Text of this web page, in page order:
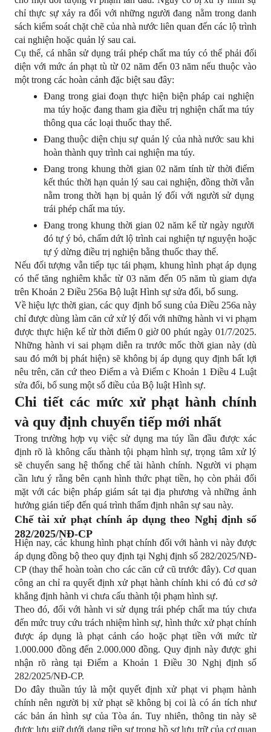
chỉ thực sự xảy ra đối với những người đang nằm trong danh
sách kiểm soát chặt chẽ của nhà nước liên quan đến các lộ trình
cai nghiện hoặc quản lý sau cai.
Cụ thể, cá nhân sử dụng trái phép chất ma túy có thể phải đối
diện với mức án phạt tù từ 02 năm đến 03 năm nếu thuộc vào
một trong các hoàn cảnh đặc biệt sau đây:
Đang trong giai đoạn thực hiện biện pháp cai nghiện
ma túy hoặc đang tham gia điều trị nghiện chất ma túy
thông qua các loại thuốc thay thế.
Đang thuộc diện chịu sự quản lý của nhà nước sau khi
hoàn thành quy trình cai nghiện ma túy.
Đang trong khung thời gian 02 năm tính từ thời điểm
kết thúc thời hạn quản lý sau cai nghiện, đồng thời vẫn
nằm trong thời hạn bị quản lý đối với người sử dụng
trái phép chất ma túy.
Đang trong khung thời gian 02 năm kể từ ngày người
đó tự ý bỏ, chấm dứt lộ trình cai nghiện tự nguyện hoặc
tự ý dừng điều trị nghiện bằng thuốc thay thế.
Nếu đối tượng vẫn tiếp tục tái phạm, khung hình phạt áp dụng
có thể tăng nghiêm khắc từ 03 năm đến 05 năm tù giam dựa
trên Khoản 2 Điều 256a Bộ luật Hình sự sửa đổi, bổ sung.
Về hiệu lực thời gian, các quy định bổ sung của Điều 256a này
chỉ được dùng làm căn cứ xử lý đối với những hành vi vi phạm
được thực hiện kể từ thời điểm 0 giờ 00 phút ngày 01/7/2025.
Những hành vi sai phạm diễn ra trước mốc thời gian này (dù
sau đó mới bị phát hiện) sẽ không bị áp dụng quy định bất lợi
nêu trên, căn cứ theo Điểm a và Điểm c Khoản 1 Điều 4 Luật
sửa đổi, bổ sung một số điều của Bộ luật Hình sự.
Chi tiết các mức xử phạt hành chính
và quy định chuyển tiếp mới nhất
Trong trường hợp vụ việc sử dụng ma túy lần đầu được xác
định rõ là không cấu thành tội phạm hình sự, trọng tâm xử lý
sẽ chuyển sang hệ thống chế tài hành chính. Người vi phạm
cần lưu ý rằng bên cạnh hình thức phạt tiền, họ còn phải đối
mặt với các biện pháp giám sát tại địa phương và những ảnh
hưởng gián tiếp đến quá trình thẩm định nhân sự sau này.
Chế tài xử phạt chính áp dụng theo Nghị định số
282/2025/NĐ-CP
Hiện nay, các khung hình phạt chính đối với hành vi này được
áp dụng đồng bộ theo quy định tại Nghị định số 282/2025/NĐ-
CP (thay thế hoàn toàn cho các căn cứ cũ trước đây). Cơ quan
công an chỉ ra quyết định xử phạt hành chính khi có đủ cơ sở
khẳng định hành vi chưa cấu thành tội phạm hình sự.
Theo đó, đối với hành vi sử dụng trái phép chất ma túy chưa
đến mức truy cứu trách nhiệm hình sự, hình thức xử phạt chính
được áp dụng là phạt cảnh cáo hoặc phạt tiền với mức từ
1.000.000 đồng đến 2.000.000 đồng. Quy định này được ghi
nhận rõ ràng tại Điểm a Khoản 1 Điều 30 Nghị định số
282/2025/NĐ-CP.
Do đây thuần túy là một quyết định xử phạt vi phạm hành
chính nên người bị xử phạt sẽ không bị coi là có án tích như
các bản án hình sự của Tòa án. Tuy nhiên, thông tin này sẽ
được lưu giữ dưới dạng tiền sự trong hồ sơ lưu trữ của cơ quan